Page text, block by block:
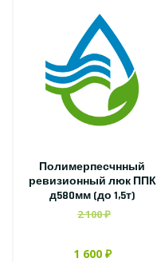
Полимерпесчнный
ревизионный люк ППК
д580мм (до 1,5т)
2 100 ₽
1 600 ₽